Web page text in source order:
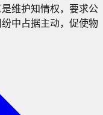
维护知情权，要求公
中占据主动，促使物